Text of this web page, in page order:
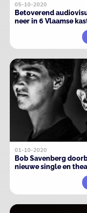
05-10-2020
Betoverend
neer in 6 Vlaamse
01-10-2020
Bob Savenberg
nieuwe single en